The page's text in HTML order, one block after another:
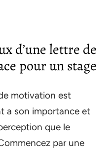
d’une lettre de
pour un stage
motivation est
a son importance et
que le
par une